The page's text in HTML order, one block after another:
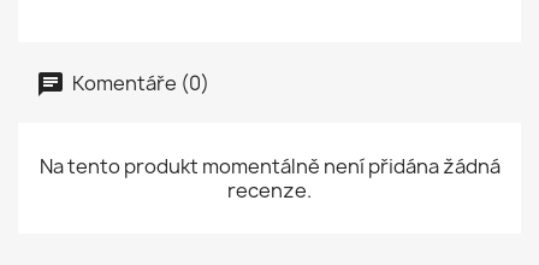
Komentáře (0)
Na tento produkt momentálně není přidána žádná
recenze.